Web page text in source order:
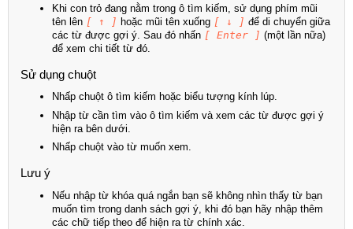
Khi con trỏ đang nằm trong ô tìm kiếm, sử dụng phím mũi
tên lên [ ↑ ] hoặc mũi tên xuống [ ↓ ] để di chuyển giữa
các từ được gợi ý. Sau đó nhấn [ Enter ] (một lần nữa)
để xem chi tiết từ đó.
Sử dụng chuột
Nhấp chuột ô tìm kiếm hoặc biểu tượng kính lúp.
Nhập từ cần tìm vào ô tìm kiếm và xem các từ được gợi ý
hiện ra bên dưới.
Nhấp chuột vào từ muốn xem.
Lưu ý
Nếu nhập từ khóa quá ngắn bạn sẽ không nhìn thấy từ bạn
muốn tìm trong danh sách gợi ý, khi đó bạn hãy nhập thêm
các chữ tiếp theo để hiện ra từ chính xác.